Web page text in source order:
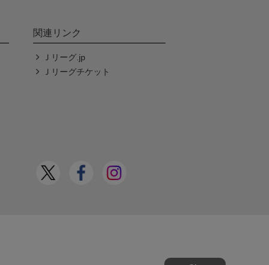
関連リンク
Ｊリーグ.jp
Ｊリーグチケット